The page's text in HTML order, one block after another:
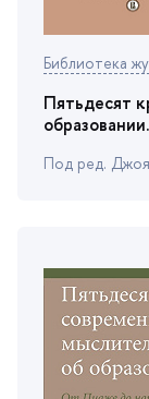
Библиотека
Пятьдесят
Под ред.